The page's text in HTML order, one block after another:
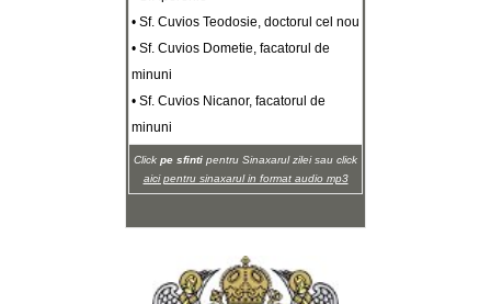
• Sf. Cuvios Teodosie, doctorul cel nou
• Sf. Cuvios Dometie, facatorul de
minuni
• Sf. Cuvios Nicanor, facatorul de
minuni
Click pe sfinti pentru Sinaxarul zilei sau click
aici pentru sinaxarul in format audio mp3